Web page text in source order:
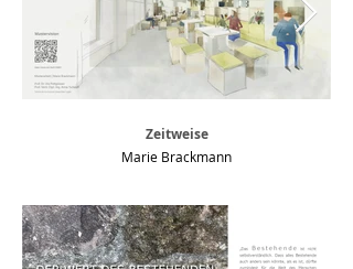
Zeitweise
Marie Brackmann